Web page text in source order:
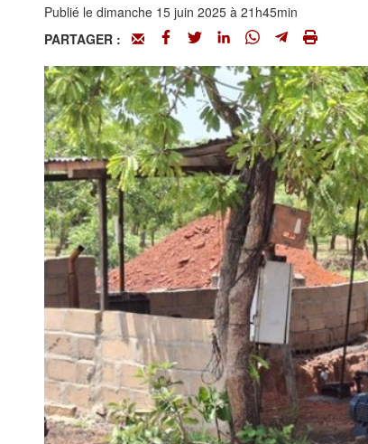
Publié le dimanche 15 juin 2025 à 21h45min
PARTAGER :